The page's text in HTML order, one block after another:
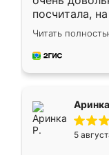
посчитала,
Замерщик
делу со
за день,
Читать
5